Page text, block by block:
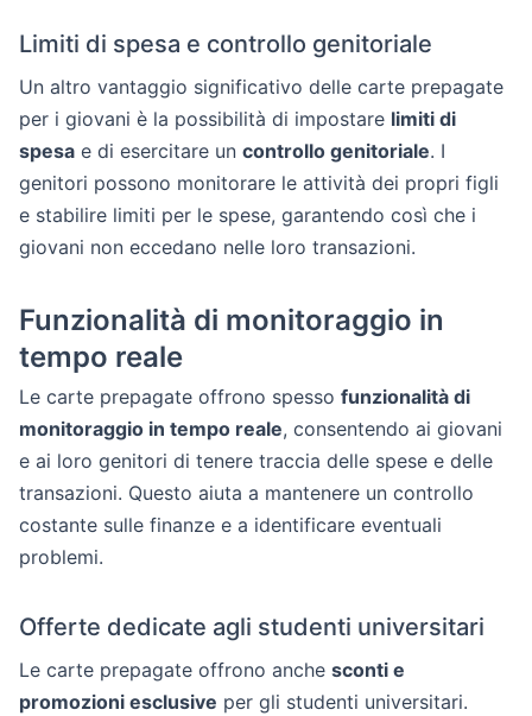
Limiti di spesa e controllo genitoriale
Un altro vantaggio significativo delle carte prepagate
per i giovani è la possibilità di impostare limiti di
spesa e di esercitare un controllo genitoriale. I
genitori possono monitorare le attività dei propri figli
e stabilire limiti per le spese, garantendo così che i
giovani non eccedano nelle loro transazioni.
Funzionalità di monitoraggio in
tempo reale
Le carte prepagate offrono spesso funzionalità di
monitoraggio in tempo reale, consentendo ai giovani
e ai loro genitori di tenere traccia delle spese e delle
transazioni. Questo aiuta a mantenere un controllo
costante sulle finanze e a identificare eventuali
problemi.
Offerte dedicate agli studenti universitari
Le carte prepagate offrono anche sconti e
promozioni esclusive per gli studenti universitari.